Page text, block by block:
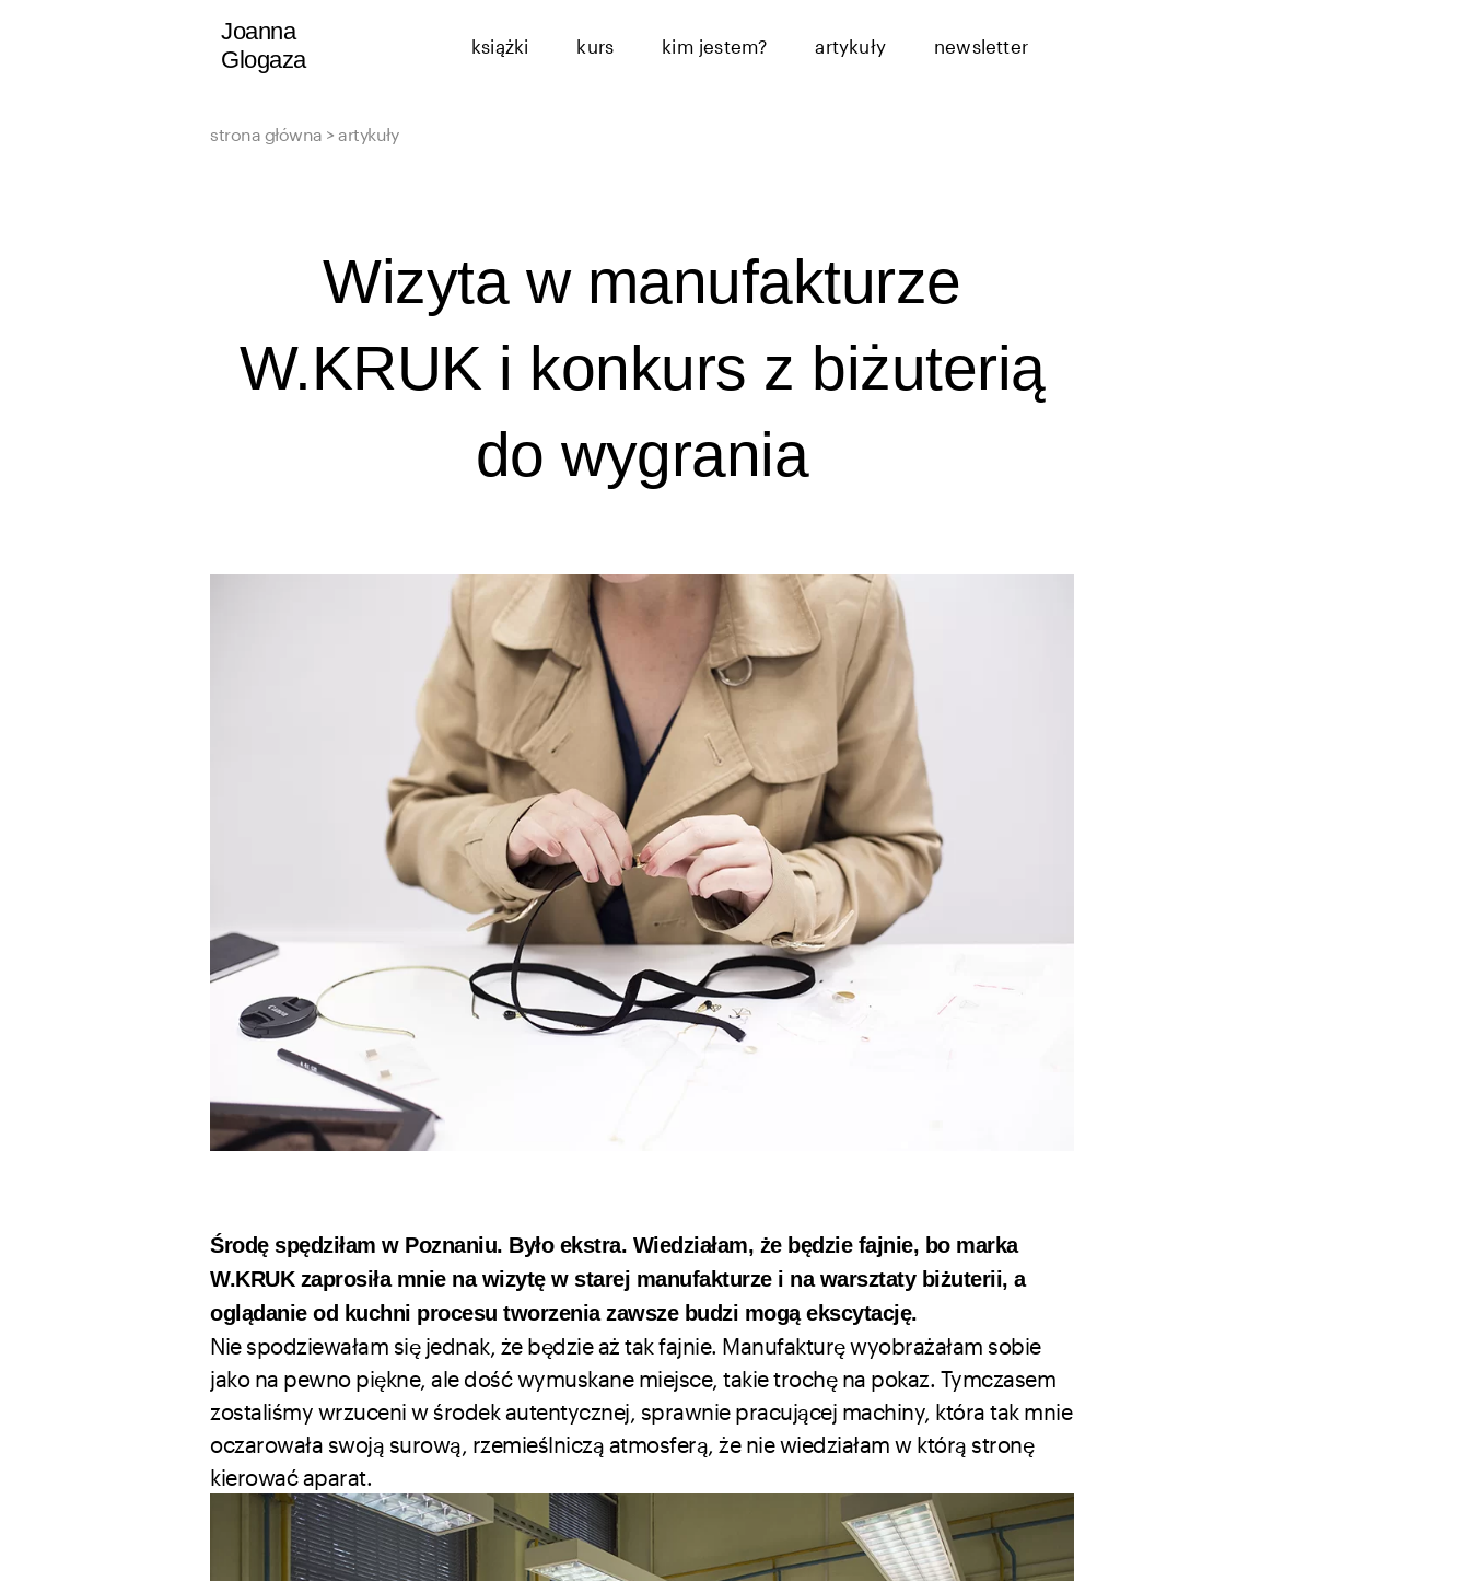
do
treści
Joanna
Glogaza
książki kurs kim jestem? artykuły newsletter
strona główna > artykuły
Wizyta w manufakturze
W.KRUK i konkurs z biżuterią
do wygrania
Środę spędziłam w Poznaniu. Było ekstra. Wiedziałam, że będzie fajnie, bo marka
W.KRUK zaprosiła mnie na wizytę w starej manufakturze i na warsztaty biżuterii, a
oglądanie od kuchni procesu tworzenia zawsze budzi mogą ekscytację.
Nie spodziewałam się jednak, że będzie aż tak fajnie. Manufakturę wyobrażałam sobie
jako na pewno piękne, ale dość wymuskane miejsce, takie trochę na pokaz. Tymczasem
zostaliśmy wrzuceni w środek autentycznej, sprawnie pracującej machiny, która tak mnie
oczarowała swoją surową, rzemieślniczą atmosferą, że nie wiedziałam w którą stronę
kierować aparat.